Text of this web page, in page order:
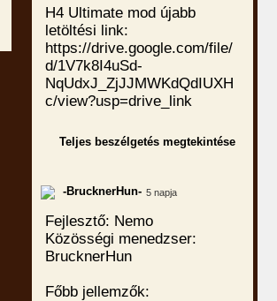
H4 Ultimate mod újabb
letöltési link:
https://drive.google.com/file/
d/1V7k8I4uSd-
NqUdxJ_ZjJJMWKdQdIUXH
c/view?usp=drive_link
Teljes beszélgetés megtekintése
-BrucknerHun- 5 napja
Fejlesztő: Nemo
Közösségi menedzser:
BrucknerHun
Főbb jellemzők: